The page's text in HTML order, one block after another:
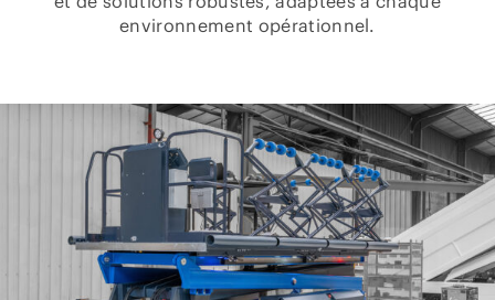
environnement opérationnel.